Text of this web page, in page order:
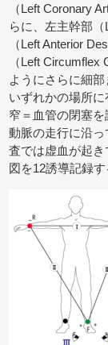
（Left Coronary
らに、左主幹部
（Left Anterior
（Left
ようにさらに細
いずれかの場所
窄＝血管の閉塞
動脈の走行に沿
査では虚血が起
図を12誘導記録